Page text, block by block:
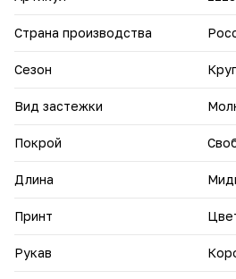
Страна производства
Сезон
Вид застежки
Покрой
Длина
Принт
Рукав